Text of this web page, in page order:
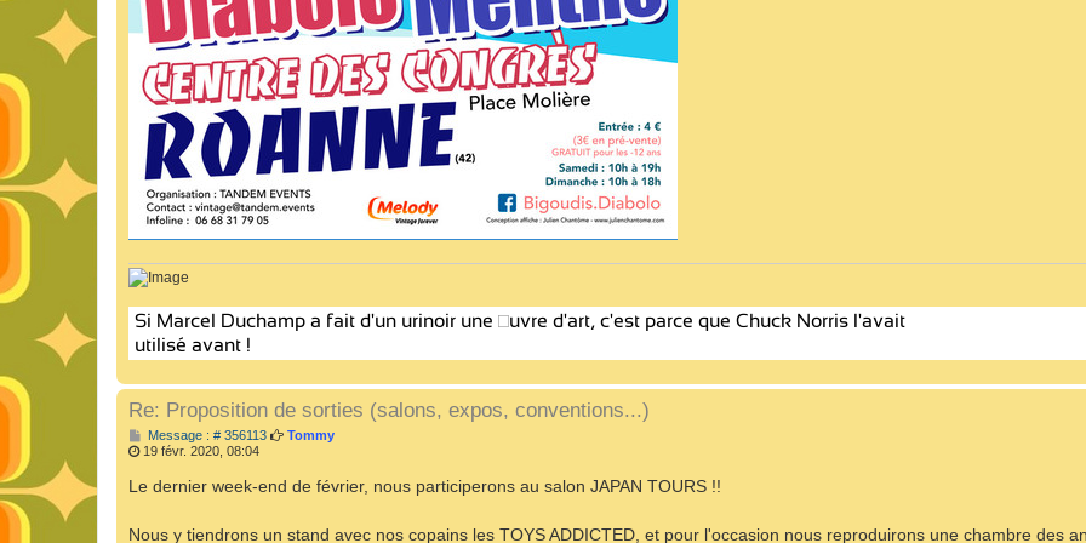
Re: Proposition de sorties (salons, expos, conventions...)
Message : # 356113M
s
a
Tommy
19 févr. 2020, 08:04
Le dernier week-end de février, nous participerons au salon JAPAN TOURS !!
Nous y tiendrons un stand avec nos copains les TOYS ADDICTED, et pour l'occasion nous reproduirons une chambre des